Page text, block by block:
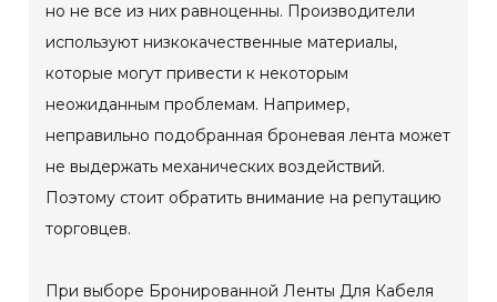
но не все из них равноценны. Производители
используют низкокачественные материалы,
которые могут привести к некоторым
неожиданным проблемам. Например,
неправильно подобранная броневая лента может
не выдержать механических воздействий.
Поэтому стоит обратить внимание на репутацию
торговцев.
При выборе Бронированной Ленты Для Кабеля